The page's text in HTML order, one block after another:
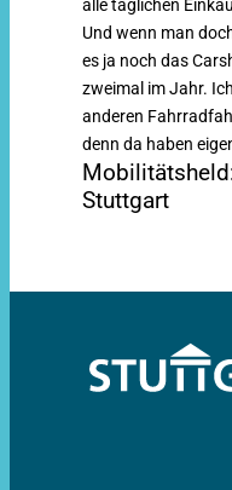
alle täglichen
Und wenn man
es ja noch das
zweimal im Jahr.
anderen
denn da haben
Stuttgart